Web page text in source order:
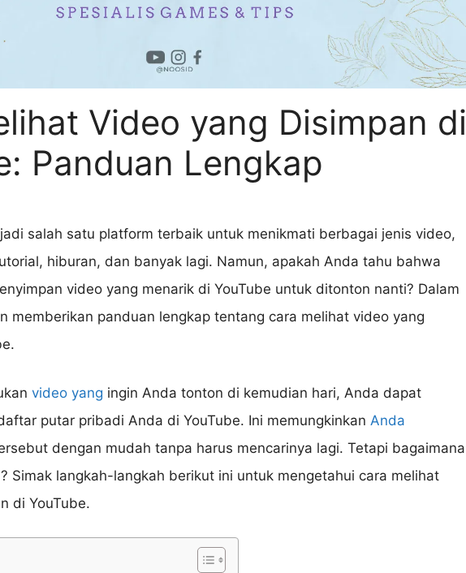
Video yang Disimpan di
Panduan Lengkap
salah satu platform terbaik untuk menikmati berbagai jenis video,
hiburan, dan banyak lagi. Namun, apakah Anda tahu bahwa
video yang menarik di YouTube untuk ditonton nanti? Dalam
memberikan panduan lengkap tentang cara melihat video yang
video yang ingin Anda tonton di kemudian hari, Anda dapat
putar pribadi Anda di YouTube. Ini memungkinkan Anda
dengan mudah tanpa harus mencarinya lagi. Tetapi bagaimana
Simak langkah-langkah berikut ini untuk mengetahui cara melihat
di YouTube.